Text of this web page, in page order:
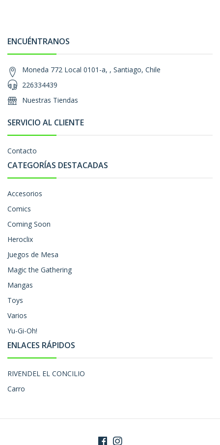
ENCUÉNTRANOS
Moneda 772 Local 0101-a, , Santiago, Chile
226334439
Nuestras Tiendas
SERVICIO AL CLIENTE
Contacto
CATEGORÍAS DESTACADAS
Accesorios
Comics
Coming Soon
Heroclix
Juegos de Mesa
Magic the Gathering
Mangas
Toys
Varios
Yu-Gi-Oh!
ENLACES RÁPIDOS
RIVENDEL EL CONCILIO
Carro